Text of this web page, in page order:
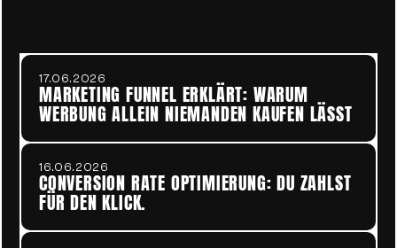
CONTACT
Datenschutzerklärung
Marketing Blog
17.06.2026
MARKETING FUNNEL ERKLÄRT: WARUM
WERBUNG ALLEIN NIEMANDEN KAUFEN LÄSST
16.06.2026
CONVERSION RATE OPTIMIERUNG: DU ZAHLST
FÜR DEN KLICK.